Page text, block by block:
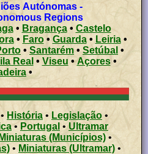
-
Regions
• Bragança• Castelo
• Faro• Guarda• Leiria•
• Santarém• Setúbal •
Real • Viseu •Açores •
•
• História • Legislação •
• Portugal •Ultramar
Miniaturas (Municípios)•
• Miniaturas (Ultramar) •